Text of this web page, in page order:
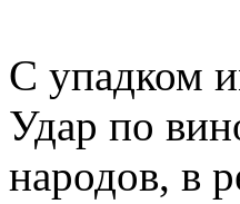
С упадком
Удар по
народов, в